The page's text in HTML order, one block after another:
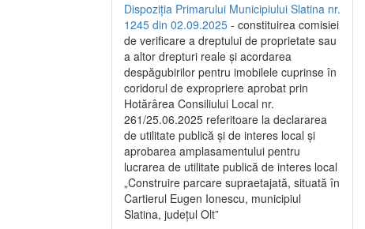
Dispoziția Primarului Municipiului Slatina nr.
1245 din 02.09.2025 - constituirea comisiei
de verificare a dreptului de proprietate sau
a altor drepturi reale și acordarea
despăgubirilor pentru imobilele cuprinse în
coridorul de expropriere aprobat prin
Hotărârea Consiliului Local nr.
261/25.06.2025 referitoare la declararea
de utilitate publică și de interes local și
aprobarea amplasamentului pentru
lucrarea de utilitate publică de interes local
„Construire parcare supraetajată, situată în
Cartierul Eugen Ionescu, municipiul
Slatina, județul Olt”